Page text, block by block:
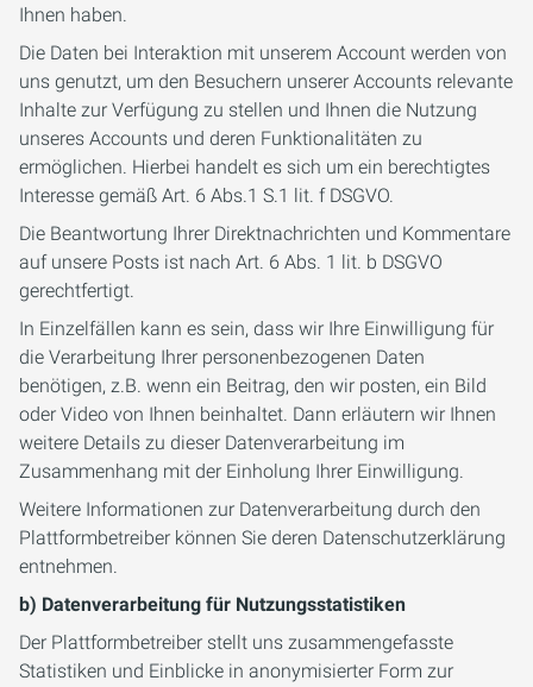
Ihnen haben.
Die Daten bei Interaktion mit unserem Account werden von
uns genutzt, um den Besuchern unserer Accounts relevante
Inhalte zur Verfügung zu stellen und Ihnen die Nutzung
unseres Accounts und deren Funktionalitäten zu
ermöglichen. Hierbei handelt es sich um ein berechtigtes
Interesse gemäß Art. 6 Abs.1 S.1 lit. f DSGVO.
Die Beantwortung Ihrer Direktnachrichten und Kommentare
auf unsere Posts ist nach Art. 6 Abs. 1 lit. b DSGVO
gerechtfertigt.
In Einzelfällen kann es sein, dass wir Ihre Einwilligung für
die Verarbeitung Ihrer personenbezogenen Daten
benötigen, z.B. wenn ein Beitrag, den wir posten, ein Bild
oder Video von Ihnen beinhaltet. Dann erläutern wir Ihnen
weitere Details zu dieser Datenverarbeitung im
Zusammenhang mit der Einholung Ihrer Einwilligung.
Weitere Informationen zur Datenverarbeitung durch den
Plattformbetreiber können Sie deren Datenschutzerklärung
entnehmen.
b) Datenverarbeitung für Nutzungsstatistiken
Der Plattformbetreiber stellt uns zusammengefasste
Statistiken und Einblicke in anonymisierter Form zur